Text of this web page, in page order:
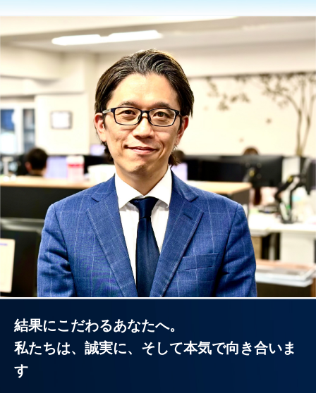
結果にこだわるあなたへ。
私たちは、誠実に、そして本気で向き合いま
す